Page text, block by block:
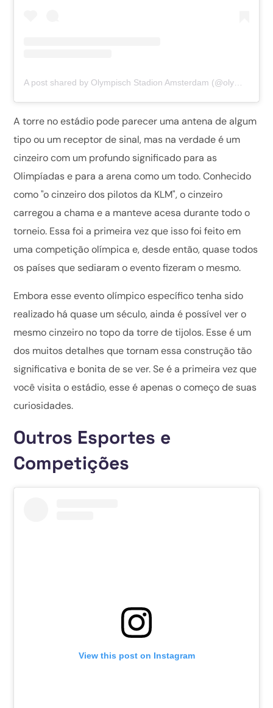
A torre no estádio pode parecer uma antena de algum
tipo ou um receptor de sinal, mas na verdade é um
cinzeiro com um profundo significado para as
Olimpíadas e para a arena como um todo. Conhecido
como "o cinzeiro dos pilotos da KLM", o cinzeiro
carregou a chama e a manteve acesa durante todo o
torneio. Essa foi a primeira vez que isso foi feito em
uma competição olímpica e, desde então, quase todos
os países que sediaram o evento fizeram o mesmo.
Embora esse evento olímpico específico tenha sido
realizado há quase um século, ainda é possível ver o
mesmo cinzeiro no topo da torre de tijolos. Esse é um
dos muitos detalhes que tornam essa construção tão
significativa e bonita de se ver. Se é a primeira vez que
você visita o estádio, esse é apenas o começo de suas
curiosidades.
Outros Esportes e
Competições
View this post on Instagram